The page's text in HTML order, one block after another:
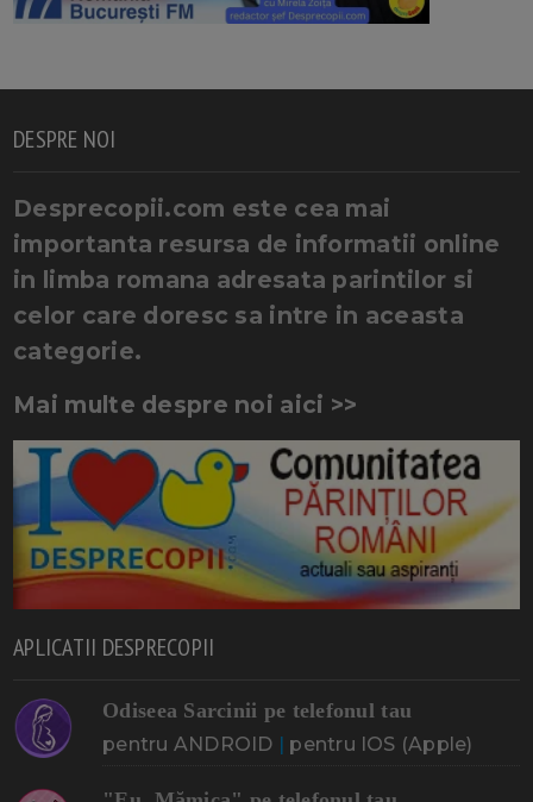
DESPRE NOI
Desprecopii.com este cea mai
importanta resursa de informatii online
in limba romana adresata parintilor si
celor care doresc sa intre in aceasta
categorie.
Mai multe despre noi aici >>
APLICATII DESPRECOPII
Odiseea Sarcinii pe telefonul tau
pentru ANDROID | pentru IOS (Apple)